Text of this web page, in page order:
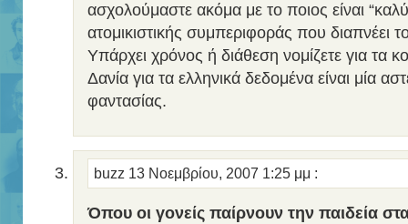
ασχολούμαστε ακόμα με το ποιος είναι
ατομικιστικής συμπεριφοράς που διαπνέει
Υπάρχει χρόνος ή διάθεση νομίζετε για τα
Δανία για τα ελληνικά δεδομένα είναι μία
φαντασίας.
buzz 13 Νοεμβρίου, 2007 1:25 μμ :
Όπου οι γονείς παίρνουν την παιδεία